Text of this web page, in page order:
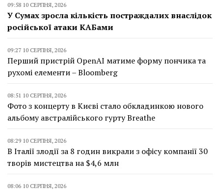
09:58 10 СЕРПНЯ, 2026
У Сумах зросла кількість постраждалих внаслідок
російської атаки КАБами
09:27 10 СЕРПНЯ, 2026
Перший пристрій OpenAI матиме форму пончика та
рухомі елементи – Bloomberg
08:51 10 СЕРПНЯ, 2026
Фото з концерту в Києві стало обкладинкою нового
альбому австралійського гурту Breathe
08:29 10 СЕРПНЯ, 2026
В Італії злодії за 8 годин викрали з офісу компанії 30
творів мистецтва на $4,6 млн
08:06 10 СЕРПНЯ, 2026